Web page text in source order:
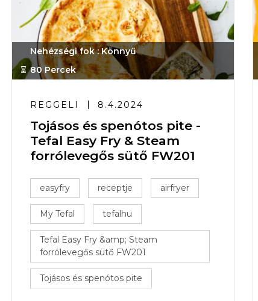
Nehézségi fok : Könnyű
80 Percek
REGGELI 8.4.2024
Tojásos és spenótos pite -
Tefal Easy Fry & Steam
forrólevegős sütő FW201
easyfry receptje airfryer
My Tefal tefalhu
Tefal Easy Fry &amp; Steam
forrólevegős sütő FW201
Tojásos és spenótos pite